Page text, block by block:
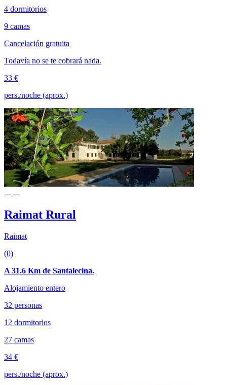
4 dormitorios
9 camas
Cancelación gratuita
Todavía no se te cobrará nada.
33 €
pers./noche (aprox.)
Raimat Rural
Raimat
(0)
A 31.6 Km de Santalecina.
Alojamiento entero
32 personas
12 dormitorios
27 camas
34 €
pers./noche (aprox.)